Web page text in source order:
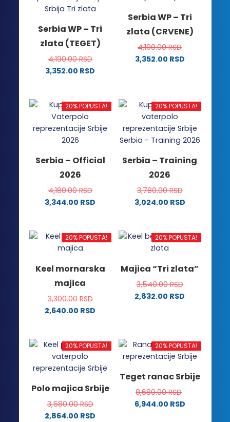
Serbia WP – Tri
zlata (TEGET)
4,190.00RSD
3,352.00 RSD
ima
više
varijanti.
Opcije
biti
izabrane
na
stranici
Serbia WP – Tri
zlata (CRVENE)
4,190.00RSD
3,352.00 RSD
više
varijanti.
Opcije
mogu
izabrane
na
stranici
proizvoda.
20% POPUSTA!
Serbia – Official
2026
4,180.00RSD
3,344.00 RSD
ima
više
Opcije
mogu
biti
izabrane
proizvoda.
20% POPUSTA!
Serbia – Training
2026
3,780.00RSD
3,024.00 RSD
ima
više
Opcije
mogu
biti
proizvoda.
20% POPUSTA!
Keel mornarska
majica
3,300.00RSD
2,640.00 RSD
ima
više
varijanti.
mogu
biti
izabrane
20% POPUSTA!
Majica “Tri zlata”
3,540.00RSD
2,832.00 RSD
više
varijanti.
mogu
biti
izabrane
20% POPUSTA!
Polo majica Srbije
3,580.00RSD
2,864.00 RSD
20% POPUSTA!
Teget ranac Srbije
8,680.00RSD
6,944.00 RSD